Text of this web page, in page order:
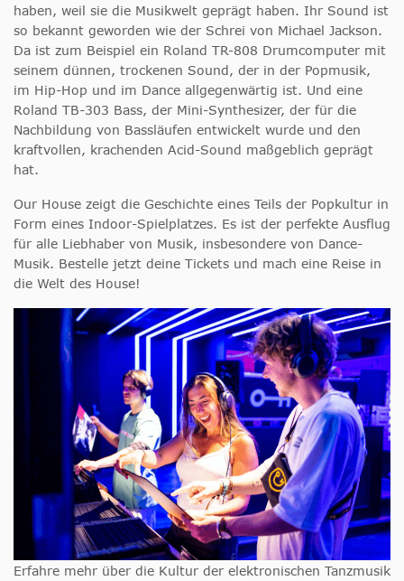
haben, weil sie die Musikwelt geprägt haben. Ihr Sound ist
so bekannt geworden wie der Schrei von Michael Jackson.
Da ist zum Beispiel ein Roland TR-808 Drumcomputer mit
seinem dünnen, trockenen Sound, der in der Popmusik,
im Hip-Hop und im Dance allgegenwärtig ist. Und eine
Roland TB-303 Bass, der Mini-Synthesizer, der für die
Nachbildung von Bassläufen entwickelt wurde und den
kraftvollen, krachenden Acid-Sound maßgeblich geprägt
hat.
Our House zeigt die Geschichte eines Teils der Popkultur in
Form eines Indoor-Spielplatzes. Es ist der perfekte Ausflug
für alle Liebhaber von Musik, insbesondere von Dance-
Musik. Bestelle jetzt deine Tickets und mach eine Reise in
die Welt des House!
Erfahre mehr über die Kultur der elektronischen Tanzmusik